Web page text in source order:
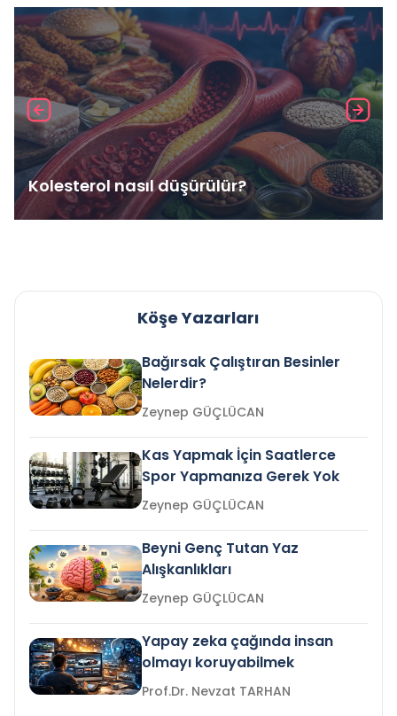
Kolesterol nasıl düşürülür?
Köşe Yazarları
Bağırsak Çalıştıran Besinler
Nelerdir?
Zeynep GÜÇLÜCAN
Kas Yapmak İçin Saatlerce
Spor Yapmanıza Gerek Yok
Zeynep GÜÇLÜCAN
Beyni Genç Tutan Yaz
Alışkanlıkları
Zeynep GÜÇLÜCAN
Yapay zeka çağında insan
olmayı koruyabilmek
Prof.Dr. Nevzat TARHAN